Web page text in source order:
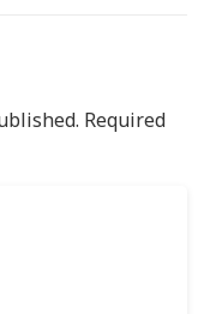
Required